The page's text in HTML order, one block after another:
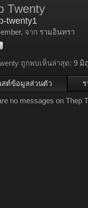
Twenty
twenty1
, จาก รามอินทรา
ถูกพบเห็นล่าสุด: 9 มิ
สต์ข้อมูลส่วนตัว
no messages on Thep